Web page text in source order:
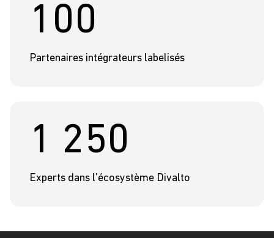
100
Partenaires intégrateurs labelisés
1 250
Experts dans l’écosystème Divalto